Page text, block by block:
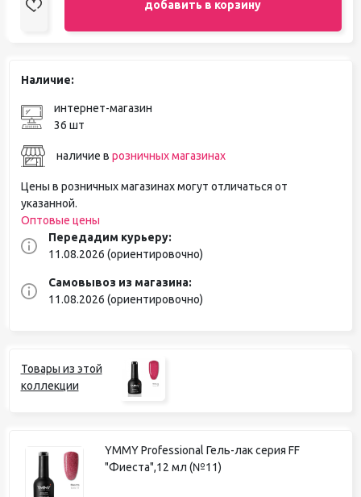
добавить в корзину
Наличие:
интернет-магазин
36 шт
наличие в розничных магазинах
Цены в розничных магазинах могут отличаться от
указанной.
Оптовые цены
Передадим курьеру:
11.08.2026 (ориентировочно)
Самовывоз из магазина:
11.08.2026 (ориентировочно)
Товары из этой
коллекции
YMMY Professional Гель-лак серия FF
"Фиеста",12 мл (№11)